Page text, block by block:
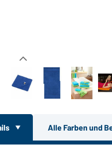
Alle Farben und